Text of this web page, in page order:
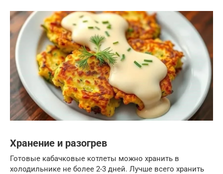
Хранение и разогрев
Готовые кабачковые котлеты можно хранить в
холодильнике не более 2-3 дней. Лучше всего хранить